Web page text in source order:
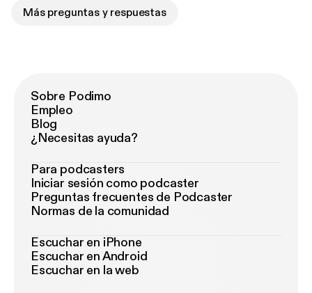
Más preguntas y respuestas
Sobre Podimo
Empleo
Blog
¿Necesitas ayuda?
Para podcasters
Iniciar sesión como podcaster
Preguntas frecuentes de Podcaster
Normas de la comunidad
Escuchar en iPhone
Escuchar en Android
Escuchar en la web